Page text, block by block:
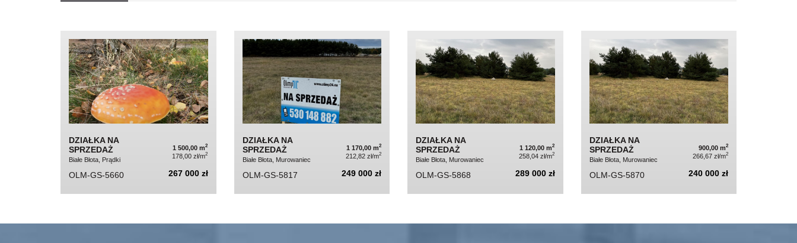
DZIAŁKA NA
SPRZEDAŻ
Białe Błota, Prądki
1 500,00 m2
178,00 zł/m2
OLM-GS-5660 267 000 zł
DZIAŁKA NA
SPRZEDAŻ
Białe Błota, Murowaniec
1 170,00 m2
212,82 zł/m2
OLM-GS-5817 249 000 zł
DZIAŁKA NA
SPRZEDAŻ
Białe Błota, Murowaniec
1 120,00 m2
258,04 zł/m2
OLM-GS-5868 289 000 zł
DZIAŁKA NA
SPRZEDAŻ
Białe Błota, Murowaniec
900,00 m2
266,67 zł/m2
OLM-GS-5870 240 000 zł